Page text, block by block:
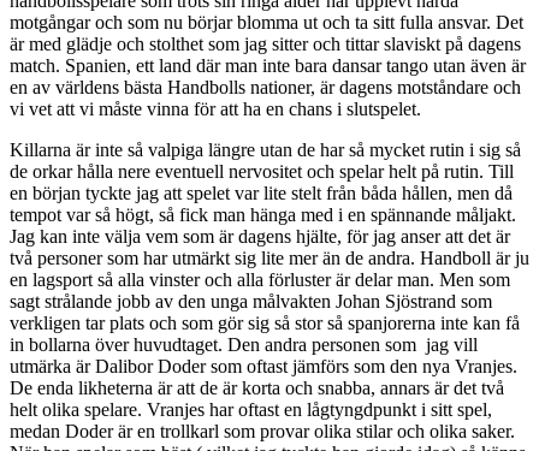
motgångar och som nu börjar blomma ut och ta sitt fulla ansvar. Det
är med glädje och stolthet som jag sitter och tittar slaviskt på dagens
match. Spanien, ett land där man inte bara dansar tango utan även är
en av världens bästa Handbolls nationer, är dagens motståndare och
vi vet att vi måste vinna för att ha en chans i slutspelet.
Killarna är inte så valpiga längre utan de har så mycket rutin i sig så
de orkar hålla nere eventuell nervositet och spelar helt på rutin. Till
en början tyckte jag att spelet var lite stelt från båda hållen, men då
tempot var så högt, så fick man hänga med i en spännande måljakt.
Jag kan inte välja vem som är dagens hjälte, för jag anser att det är
två personer som har utmärkt sig lite mer än de andra. Handboll är ju
en lagsport så alla vinster och alla förluster är delar man. Men som
sagt strålande jobb av den unga målvakten Johan Sjöstrand som
verkligen tar plats och som gör sig så stor så spanjorerna inte kan få
in bollarna över huvudtaget. Den andra personen som jag vill
utmärka är Dalibor Doder som oftast jämförs som den nya Vranjes.
De enda likheterna är att de är korta och snabba, annars är det två
helt olika spelare. Vranjes har oftast en lågtyngdpunkt i sitt spel,
medan Doder är en trollkarl som provar olika stilar och olika saker.